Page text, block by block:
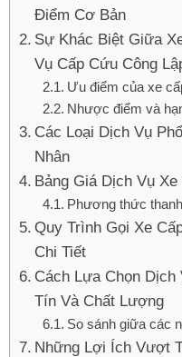
Điểm Cơ Bản
Sự Khác Biệt Giữa
Vụ Cấp Cứu Công
Ưu điểm của xe
Nhược điểm và
Các Loại Dịch Vụ
Nhân
Bảng Giá Dịch Vụ
Phương thức
Quy Trình Gọi Xe
Chi Tiết
Cách Lựa Chọn
Tín Và Chất Lượng
So sánh giữa các
Những Lợi Ích Vượt